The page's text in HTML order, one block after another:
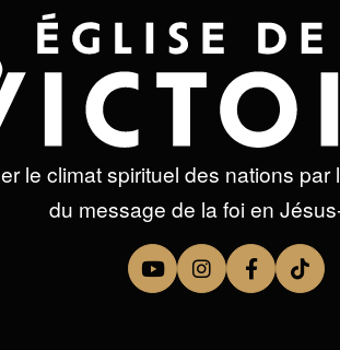
le climat spirituel des nations
du message de la foi en